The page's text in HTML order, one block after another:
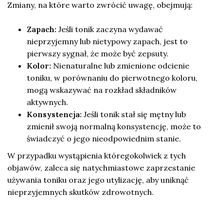
Zmiany, na które warto zwrócić uwagę, obejmują:
Zapach: Jeśli tonik zaczyna wydawać
nieprzyjemny lub nietypowy zapach, jest to
pierwszy sygnał, że może być zepsuty.
Kolor: Nienaturalne lub zmienione odcienie
toniku, w porównaniu do pierwotnego koloru,
mogą wskazywać na rozkład składników
aktywnych.
Konsystencja: Jeśli tonik stał się mętny lub
zmienił swoją normalną konsystencję, może to
świadczyć o jego nieodpowiednim stanie.
W przypadku wystąpienia któregokolwiek z tych
objawów, zaleca się natychmiastowe zaprzestanie
używania toniku oraz jego utylizację, aby uniknąć
nieprzyjemnych skutków zdrowotnych.